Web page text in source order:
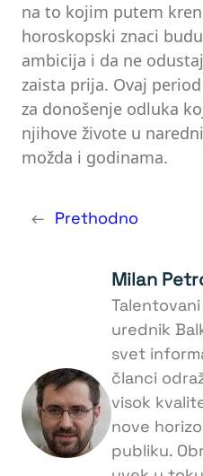
na to kojim putem
horoskopski znaci
ambicija i da ne
zaista prija. Ovaj
za donošenje odluka
njihove živote u
možda i godinama.
← Prethodno
Milan
urednik
svet
članci
visok
nove
publiku.